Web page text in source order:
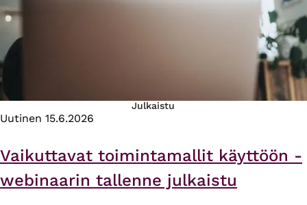
Julkaistu
Uutinen 15.6.2026
Vaikuttavat toimintamallit käyttöön -
webinaarin tallenne julkaistu